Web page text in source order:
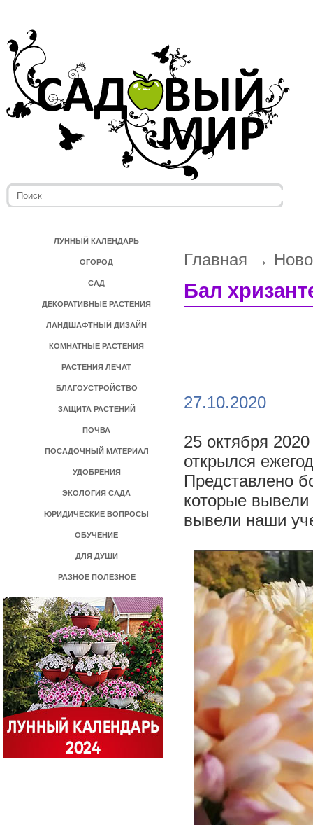
ЛУННЫЙ КАЛЕНДАРЬ
ОГОРОД
САД
ДЕКОРАТИВНЫЕ РАСТЕНИЯ
ЛАНДШАФТНЫЙ ДИЗАЙН
КОМНАТНЫЕ РАСТЕНИЯ
РАСТЕНИЯ ЛЕЧАТ
БЛАГОУСТРОЙСТВО
ЗАЩИТА РАСТЕНИЙ
ПОЧВА
ПОСАДОЧНЫЙ МАТЕРИАЛ
УДОБРЕНИЯ
ЭКОЛОГИЯ САДА
ЮРИДИЧЕСКИЕ ВОПРОСЫ
ОБУЧЕНИЕ
ДЛЯ ДУШИ
РАЗНОЕ ПОЛЕЗНОЕ
Главная →
Бал
27.10.2020
25 октября
открылся
Представлено
которые
вывели наши